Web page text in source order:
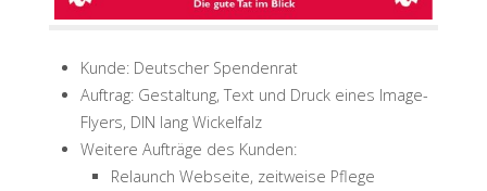
Kunde: Deutscher Spendenrat
Auftrag: Gestaltung, Text und Druck eines Image-
Flyers, DIN lang Wickelfalz
Weitere Aufträge des Kunden:
Relaunch Webseite, zeitweise Pflege